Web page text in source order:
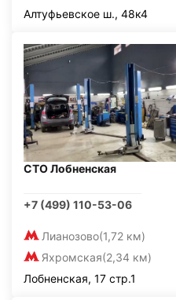
Алтуфьевское ш., 48к4
СТО Лобненская
+7 (499) 110-53-06
Лианозово(1,72 км)
Яхромская(2,34 км)
Лобненская, 17 стр.1